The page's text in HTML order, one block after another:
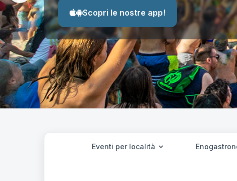
Scopri le nostre app!
Eventi per località